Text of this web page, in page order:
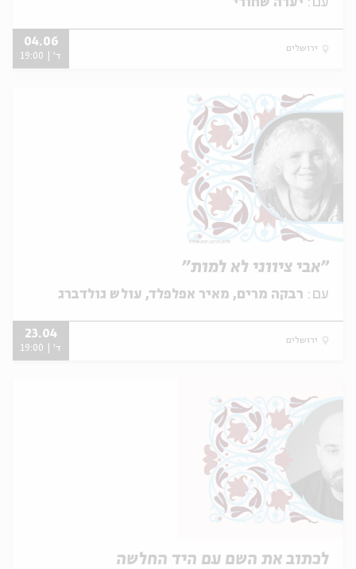
עם: יערה שחורי
ירושלים
04.06
ד' | 19:00
"אבי ציווני לא למות"
עם: רבקה מרים, מאיר אפלפלד, עולש גולדברג
ירושלים
23.04
ד' | 19:00
לכתוב את השם עם היד החלשה